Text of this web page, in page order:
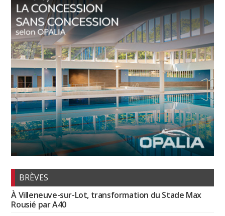
BRÈVES
À Villeneuve-sur-Lot, transformation du Stade Max
Rousié par A40